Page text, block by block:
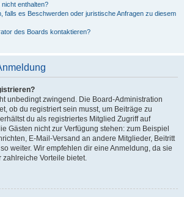
enthalten?
falls es Beschwerden oder juristische Anfragen zu diesem
des Boards kontaktieren?
unbedingt zwingend. Die Board-Administration
ob du registriert sein musst, um Beiträge zu
du als registriertes Mitglied Zugriff auf
Gästen nicht zur Verfügung stehen: zum Beispiel
E-Mail-Versand an andere Mitglieder, Beitritt
weiter. Wir empfehlen dir eine Anmeldung, da sie
Vorteile bietet.